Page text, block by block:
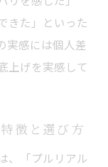
きた」といった
実感には個人差
上げを実感して
徴と選び方
、「プルリアル